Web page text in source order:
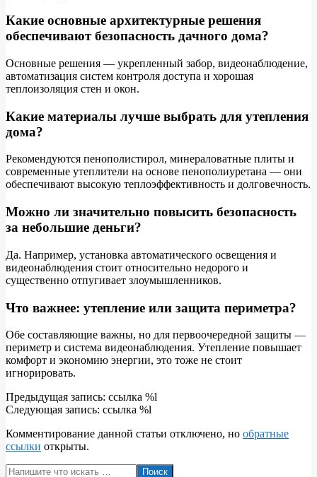
Какие основные архитектурные решения
обеспечивают безопасность дачного дома?
Основные решения — укрепленный забор, видеонаблюдение,
автоматизация систем контроля доступа и хорошая
теплоизоляция стен и окон.
Какие материалы лучше выбрать для утепления
дома?
Рекомендуются пенополистирол, минераловатные плиты и
современные утеплители на основе пенополиуретана — они
обеспечивают высокую теплоэффективность и долговечность.
Можно ли значительно повысить безопасность
за небольшие деньги?
Да. Например, установка автоматического освещения и
видеонаблюдения стоит относительно недорого и
существенно отпугивает злоумышленников.
Что важнее: утепление или защита периметра?
Обе составляющие важны, но для первоочередной защиты —
периметр и система видеонаблюдения. Утепление повышает
комфорт и экономию энергии, это тоже не стоит
игнорировать.
2026-
06-
Предыдущая запись: ссылка %l
Следующая запись: ссылка %l
Комментирование данной статьи отключено, но обратные
ссылки открыты.
Поиск